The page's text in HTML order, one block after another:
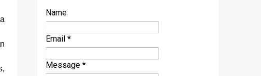
Name
Email *
Message *